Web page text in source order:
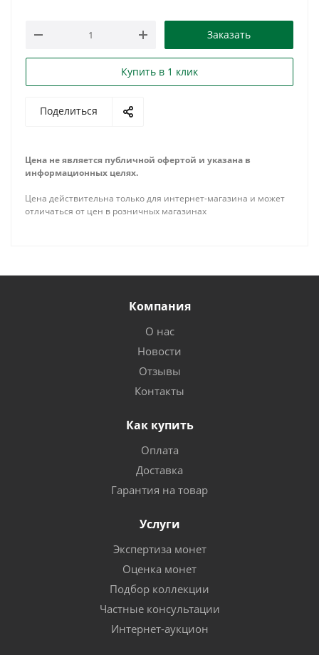
Заказать
Купить в 1 клик
Поделиться
Цена не является публичной офертой и указана в
информационных целях.
Цена действительна только для интернет-магазина и может
отличаться от цен в розничных магазинах
Компания
О нас
Новости
Отзывы
Контакты
Как купить
Оплата
Доставка
Гарантия на товар
Услуги
Экспертиза монет
Оценка монет
Подбор коллекции
Частные консультации
Интернет-аукцион